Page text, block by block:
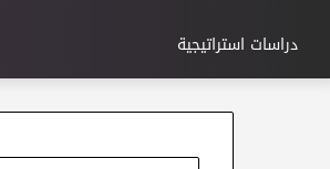
دراسات استراتيجية